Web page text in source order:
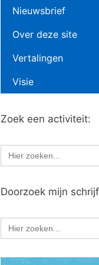
Nieuwsbrief
Over deze site
Vertalingen
Visie
Zoek een activiteit:
Zoek
naar:
Doorzoek mijn
Zoek
naar: